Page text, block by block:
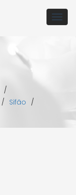
/
/ Sifão /